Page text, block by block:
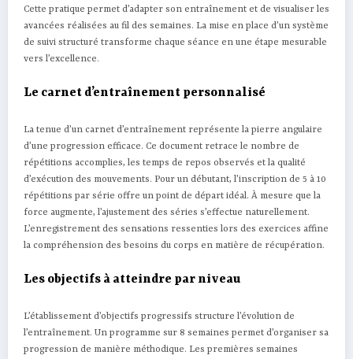
Cette pratique permet d’adapter son entraînement et de visualiser les
avancées réalisées au fil des semaines. La mise en place d’un système
de suivi structuré transforme chaque séance en une étape mesurable
vers l’excellence.
Le carnet d’entraînement personnalisé
La tenue d’un carnet d’entraînement représente la pierre angulaire
d’une progression efficace. Ce document retrace le nombre de
répétitions accomplies, les temps de repos observés et la qualité
d’exécution des mouvements. Pour un débutant, l’inscription de 5 à 10
répétitions par série offre un point de départ idéal. À mesure que la
force augmente, l’ajustement des séries s’effectue naturellement.
L’enregistrement des sensations ressenties lors des exercices affine
la compréhension des besoins du corps en matière de récupération.
Les objectifs à atteindre par niveau
L’établissement d’objectifs progressifs structure l’évolution de
l’entraînement. Un programme sur 8 semaines permet d’organiser sa
progression de manière méthodique. Les premières semaines